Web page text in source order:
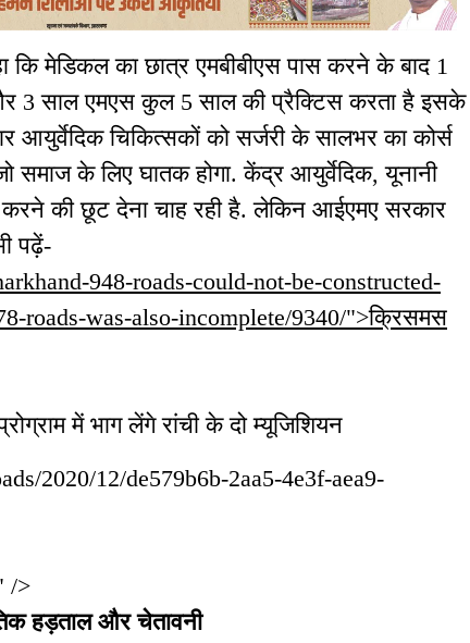
मेडिकल का छात्र एमबीबीएस पास करने के बाद 1
3 साल एमएस कुल 5 साल की प्रैक्टिस करता है इसके
चिकित्सकों को सर्जरी के सालभर का कोर्स
समाज के लिए घातक होगा. केंद्र आयुर्वेदिक, यूनानी
करने की छूट देना चाह रही है. लेकिन आईएमए सरकार
पढ़ें-
948-roads-could-not-be-constructed-
roads-was-also-incomplete/9340/">क्रिसमस
में भाग लेंगे रांची के दो म्यूजिशियन
2020/12/de579b6b-2aa5-4e3f-aea9-
/>
हड़ताल और चेतावनी